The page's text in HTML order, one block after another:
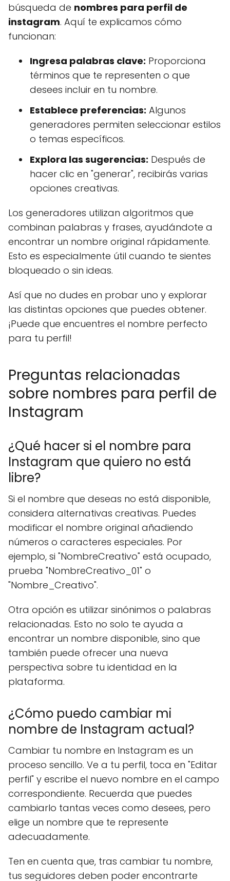
búsqueda de nombres para perfil de
instagram. Aquí te explicamos cómo
funcionan:
Ingresa palabras clave: Proporciona
términos que te representen o que
desees incluir en tu nombre.
Establece preferencias: Algunos
generadores permiten seleccionar estilos
o temas específicos.
Explora las sugerencias: Después de
hacer clic en "generar", recibirás varias
opciones creativas.
Los generadores utilizan algoritmos que
combinan palabras y frases, ayudándote a
encontrar un nombre original rápidamente.
Esto es especialmente útil cuando te sientes
bloqueado o sin ideas.
Así que no dudes en probar uno y explorar
las distintas opciones que puedes obtener.
¡Puede que encuentres el nombre perfecto
para tu perfil!
Preguntas relacionadas
sobre nombres para perfil de
Instagram
¿Qué hacer si el nombre para
Instagram que quiero no está
libre?
Si el nombre que deseas no está disponible,
considera alternativas creativas. Puedes
modificar el nombre original añadiendo
números o caracteres especiales. Por
ejemplo, si "NombreCreativo" está ocupado,
prueba "NombreCreativo_01" o
"Nombre_Creativo".
Otra opción es utilizar sinónimos o palabras
relacionadas. Esto no solo te ayuda a
encontrar un nombre disponible, sino que
también puede ofrecer una nueva
perspectiva sobre tu identidad en la
plataforma.
¿Cómo puedo cambiar mi
nombre de Instagram actual?
Cambiar tu nombre en Instagram es un
proceso sencillo. Ve a tu perfil, toca en "Editar
perfil" y escribe el nuevo nombre en el campo
correspondiente. Recuerda que puedes
cambiarlo tantas veces como desees, pero
elige un nombre que te represente
adecuadamente.
Ten en cuenta que, tras cambiar tu nombre,
tus seguidores deben poder encontrarte